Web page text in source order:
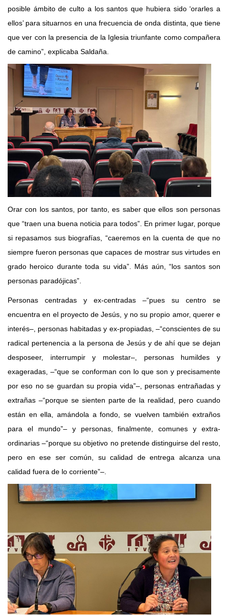
posible ámbito de culto a los santos que hubiera sido ‘orarles a
ellos’ para situarnos en una frecuencia de onda distinta, que tiene
que ver con la presencia de la Iglesia triunfante como compañera
de camino”, explicaba Saldaña.
Orar con los santos, por tanto, es saber que ellos son personas
que “traen una buena noticia para todos”. En primer lugar, porque
si repasamos sus biografías, “caeremos en la cuenta de que no
siempre fueron personas que capaces de mostrar sus virtudes en
grado heroico durante toda su vida”. Más aún, “los santos son
personas paradójicas”.
Personas centradas y ex-centradas –“pues su centro se
encuentra en el proyecto de Jesús, y no su propio amor, querer e
interés–, personas habitadas y ex-propiadas, –“conscientes de su
radical pertenencia a la persona de Jesús y de ahí que se dejan
desposeer, interrumpir y molestar–, personas humildes y
exageradas, –“que se conforman con lo que son y precisamente
por eso no se guardan su propia vida”–, personas entrañadas y
extrañas –“porque se sienten parte de la realidad, pero cuando
están en ella, amándola a fondo, se vuelven también extraños
para el mundo”– y personas, finalmente, comunes y extra-
ordinarias –“porque su objetivo no pretende distinguirse del resto,
pero en ese ser común, su calidad de entrega alcanza una
calidad fuera de lo corriente”–.